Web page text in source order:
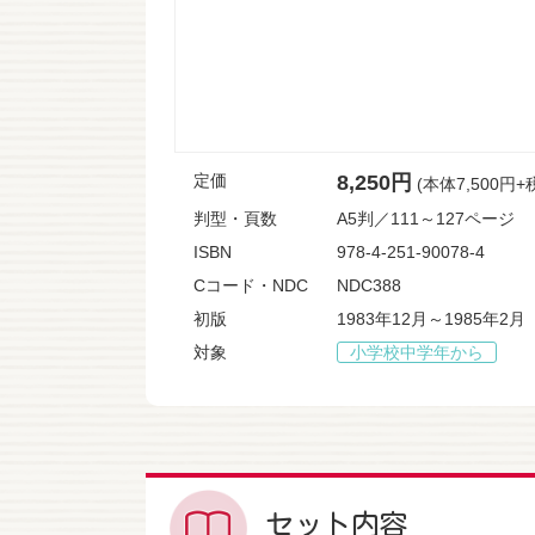
定価 8,250円 (本体7,500円+
判型・頁数
A5判／111～127ページ
ISBN
978-4-251-90078-4
Cコード・NDC
NDC388
初版
1983年12月～1985年2月
対象
小学校中学年から
セット内容